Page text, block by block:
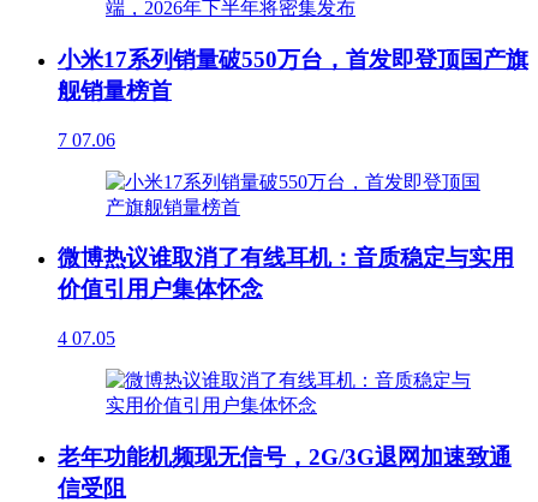
小米17系列销量破550万台，首发即登顶国产旗
舰销量榜首
7 07.06
微博热议谁取消了有线耳机：音质稳定与实用
价值引用户集体怀念
4 07.05
老年功能机频现无信号，2G/3G退网加速致通
信受阻